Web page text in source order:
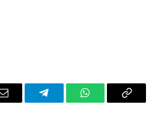
Email TelegramWhatsAppCopy